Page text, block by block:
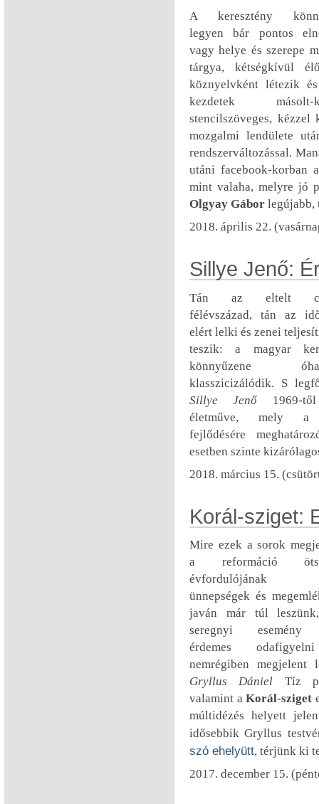
A keresztény
legyen bár pontos
vagy helye és szerepe
tárgya, kétségkívül
köznyelvként létezik
kezdetek másolt-
stencilszöveges, kézzel
mozgalmi lendülete
rendszerváltozással.
utáni facebook-korban
mint valaha, melyre jó
Olgyay Gábor legújabb,
2018. április 22.
Sillye Jenő:
Tán az eltelt
félévszázad, tán az
elért lelki és zenei
teszik: a magyar
könnyűzene
klasszicizálódik. S
Sillye Jenő 1969-
életműve, mely a
fejlődésére
esetben szinte
2018. március 15.
Korál-sziget:
Mire ezek a sorok
a reformáció
évfordulójának
ünnepségek és
javán már túl
seregnyi esemény
érdemes
nemrégiben megjelent
Gryllus Dániel Tíz
valamint aKorál-sziget
múltidézés helyett
idősebbik Gryllus
szó ehelyütt, térjünk ki
2017. december 15.